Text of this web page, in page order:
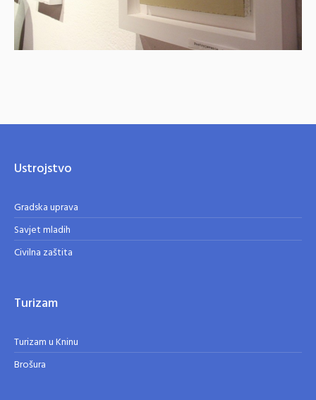
Ustrojstvo
Gradska uprava
Savjet mladih
Civilna zaštita
Turizam
Turizam u Kninu
Brošura